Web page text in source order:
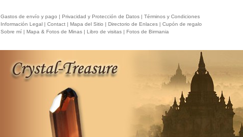
Gastos de envío y pago | Privacidad y Protección de Datos | Términos y Condiciones
Información Legal | Contact | Mapa del Sitio | Directorio de Enlaces | Cupón de regalo
Sobre mí | Mapa & Fotos de Minas | Libro de visitas | Fotos de Birmania